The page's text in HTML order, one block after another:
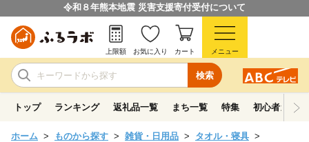
令和８年熊本地震 災害支援寄付受付について
検索
上限額 お気に入り カート メニュー
トップ ランキング 返礼品一覧 まち一覧 特集 初心者ガイド
ホーム ものから探す 雑貨・日用品
タオル・寝具